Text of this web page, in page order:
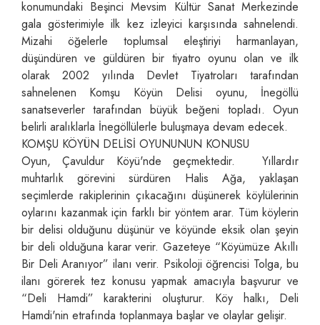
konumundaki Beşinci Mevsim Kültür Sanat Merkezinde
gala gösterimiyle ilk kez izleyici karşısında sahnelendi.
Mizahi öğelerle toplumsal eleştiriyi harmanlayan,
düşündüren ve güldüren bir tiyatro oyunu olan ve ilk
olarak 2002 yılında Devlet Tiyatroları tarafından
sahnelenen Komşu Köyün Delisi oyunu, İnegöllü
sanatseverler tarafından büyük beğeni topladı. Oyun
belirli aralıklarla İnegöllülerle buluşmaya devam edecek.
KOMŞU KÖYÜN DELİSİ OYUNUNUN KONUSU
Oyun, Çavuldur Köyü'nde geçmektedir.
Yıllardır
muhtarlık görevini sürdüren Halis Ağa, yaklaşan
seçimlerde rakiplerinin çıkacağını düşünerek köylülerinin
oylarını kazanmak için farklı bir yöntem arar. Tüm köylerin
bir delisi olduğunu düşünür ve köyünde eksik olan şeyin
bir deli olduğuna karar verir. Gazeteye “Köyümüze Akıllı
Bir Deli Aranıyor” ilanı verir. Psikoloji öğrencisi Tolga, bu
ilanı görerek tez konusu yapmak amacıyla başvurur ve
“Deli Hamdi” karakterini oluşturur. Köy halkı, Deli
Hamdi'nin etrafında toplanmaya başlar ve olaylar gelişir.